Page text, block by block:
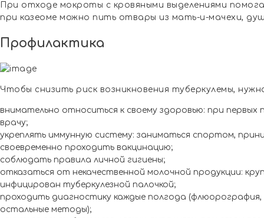
При отходе мокроты с кровяными выделениями
при казеоме можно пить отвары из мать-и-мачехи,
Профилактика
Чтобы снизить риск возникновения туберкулемы,
внимательно относиться к своему здоровью: при
врачу;
укреплять иммунную систему: заниматься спортом,
своевременно проходить вакцинацию;
соблюдать правила личной гигиены;
отказаться от некачественной молочной продукции:
инфицирован туберкулезной палочкой;
проходить диагностику каждые полгода
остальные методы);